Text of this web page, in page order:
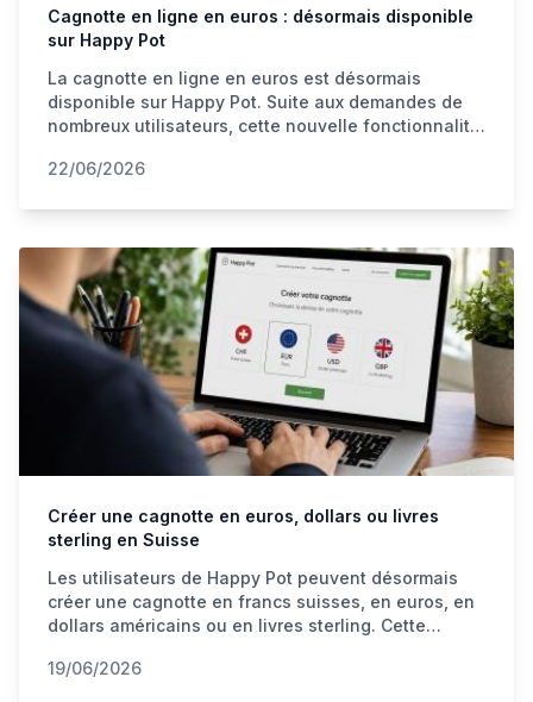
Cagnotte en ligne en euros : désormais disponible
sur Happy Pot
La cagnotte en ligne en euros est désormais
disponible sur Happy Pot. Suite aux demandes de
nombreux utilisateurs, cette nouvelle fonctionnalité
européens pour les anniversaires, mariages,
22/06/2026
Créer une cagnotte en euros, dollars ou livres
sterling en Suisse
Les utilisateurs de Happy Pot peuvent désormais
créer une cagnotte en francs suisses, en euros, en
dollars américains ou en livres sterling. Cette
familles internationales, les voyages, les mariages,
19/06/2026